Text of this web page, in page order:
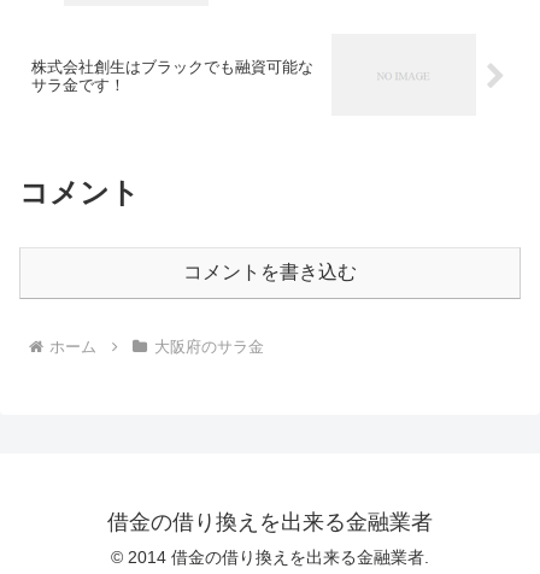
株式会社創生はブラックでも融資可能な
サラ金です！
コメント
コメントを書き込む
ホーム 大阪府のサラ金
借金の借り換えを出来る金融業者
© 2014 借金の借り換えを出来る金融業者.